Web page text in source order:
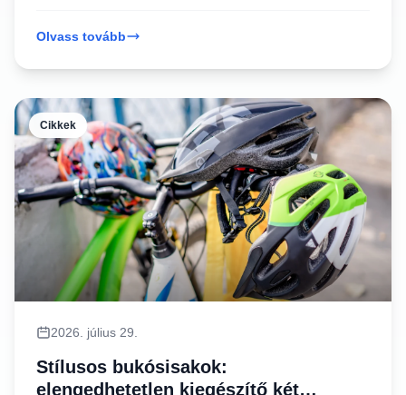
Olvass tovább
Cikkek
2026. július 29.
Stílusos bukósisakok:
elengedhetetlen kiegészítő két